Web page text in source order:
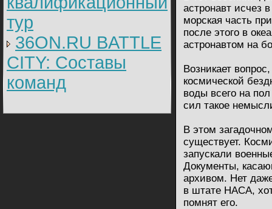
тур
36ON.RU BATTLE
CITY: Составы
команд
астронавт исчез
морская часть
после этого в
астронавтом на
Возникает
космической
воды всего на
сил такое
В этом
существует.
запускали
Документы,
архивом. Нет
в штате НАСА,
помнят его.